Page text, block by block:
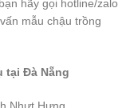
hãy gọi hotline/zalo
mẫu chậu trồng
tại Đà Nẵng